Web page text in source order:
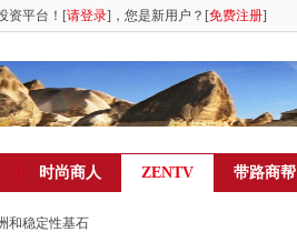
资平台！[请登录]，您是新用户？[免费注册]
时尚商人 ZENTV 带路商帮
和稳定性基石